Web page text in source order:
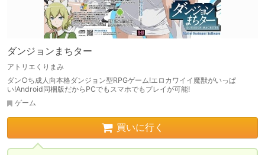
ダンジョンまちター
アトリエくりまみ
ダン○ち成人向本格ダンジョン型RPGゲーム!エロカワイイ魔獣がいっぱ
い!Android同梱版だからPCでもスマホでもプレイが可能!
ゲーム
買いに行く